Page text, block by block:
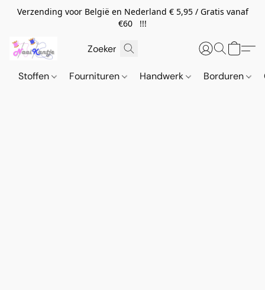
Verzending voor België en Nederland € 5,95 / Gratis vanaf
€60 !!!
Stoffen Fournituren Handwerk Borduren